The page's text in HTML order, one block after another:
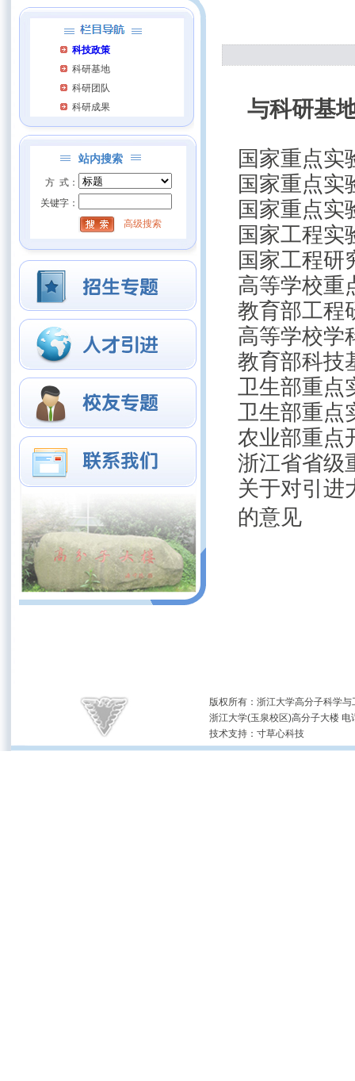
科技政策
科研基地
科研团队
科研成果
站内搜索
方 式：
关键字：
高级搜索
与科研基
国家重点实
国家重点实
国家重点实
国家工程实
国家工程研
高等学校重
教育部工程
高等学校学
教育部科技
卫生部重点
卫生部重点
农业部重点
浙江省省级
关于对引进
的意见
版权所有：浙江大学高分子科
浙江大学(玉泉校区)高分子大楼
技术支持： 寸草心科技